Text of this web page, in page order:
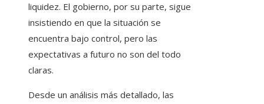
liquidez. El gobierno, por su parte, sigue
insistiendo en que la situación se
encuentra bajo control, pero las
expectativas a futuro no son del todo
claras.
Desde un análisis más detallado, las